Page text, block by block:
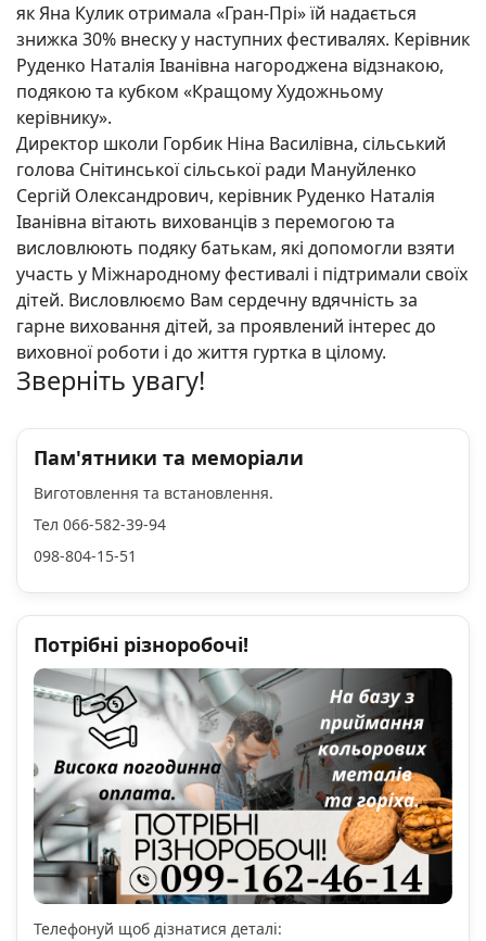
як Яна Кулик отримала «Гран-Прі» їй надається
знижка 30% внеску у наступних фестивалях. Керівник
Руденко Наталія Іванівна нагороджена відзнакою,
подякою та кубком «Кращому Художньому
керівнику».
Директор школи Горбик Ніна Василівна, сільський
голова Снітинської сільської ради Мануйленко
Сергій Олександрович, керівник Руденко Наталія
Іванівна вітають вихованців з перемогою та
висловлюють подяку батькам, які допомогли взяти
участь у Міжнародному фестивалі і підтримали своїх
дітей. Висловлюємо Вам сердечну вдячність за
гарне виховання дітей, за проявлений інтерес до
виховної роботи і до життя гуртка в цілому.
Зверніть увагу!
Пам'ятники та меморіали
Виготовлення та встановлення.
Тел 066-582-39-94
098-804-15-51
Потрібні різноробочі!
Телефонуй щоб дізнатися деталі: